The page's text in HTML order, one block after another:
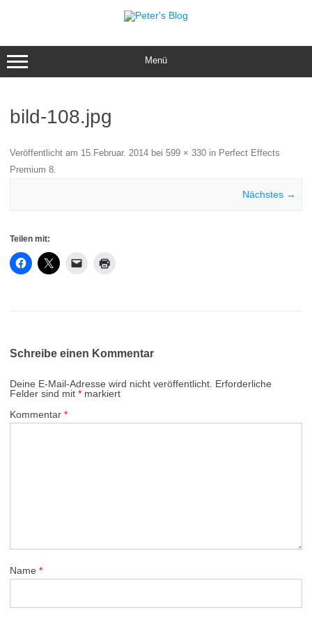
Menü
bild-108.jpg
Veröffentlicht am 15.Februar. 2014 bei 599 × 330 in Perfect Effects
Premium 8.
Nächstes →
Teilen mit:
Schreibe einen Kommentar
Deine E-Mail-Adresse wird nicht veröffentlicht. Erforderliche
Felder sind mit * markiert
Kommentar *
Name *